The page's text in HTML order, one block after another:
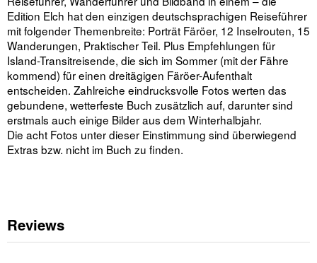
Edition Elch hat den einzigen deutschsprachigen Reiseführer
mit folgender Themenbreite: Porträt Färöer, 12 Inselrouten, 15
Wanderungen, Praktischer Teil. Plus Empfehlungen für
Island-Transitreisende, die sich im Sommer (mit der Fähre
kommend) für einen dreitägigen Färöer-Aufenthalt
entscheiden. Zahlreiche eindrucksvolle Fotos werten das
gebundene, wetterfeste Buch zusätzlich auf, darunter sind
erstmals auch einige Bilder aus dem Winterhalbjahr.
Die acht Fotos unter dieser Einstimmung sind überwiegend
Extras bzw. nicht im Buch zu finden.
Reviews